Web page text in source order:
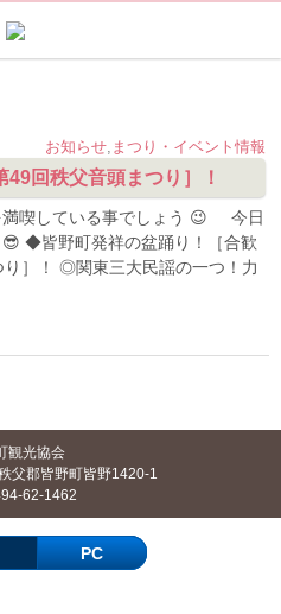
お知らせ, まつり・イベント情報
回秩父音頭まつり］！
満喫している事でしょう 😉 今日
◆皆野町発祥の盆踊り！［合歓
］！ ◎関東三大民謡の一つ！力
観光協会
父郡皆野町皆野1420-1
62-1462
PC